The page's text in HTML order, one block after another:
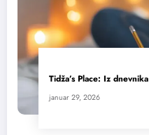
Tidža’s Place: Iz dnevnika
januar 29, 2026